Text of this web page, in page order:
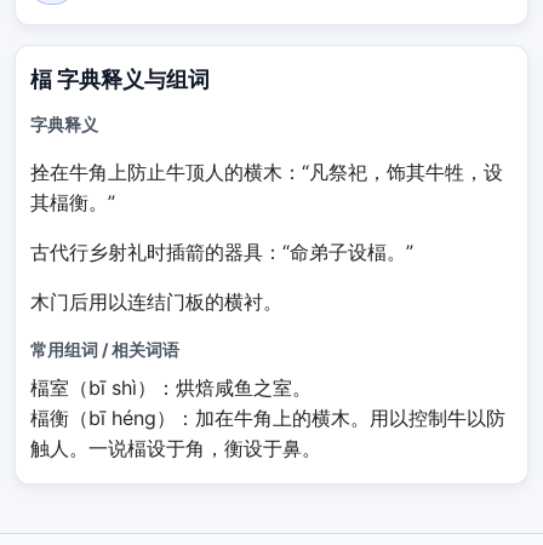
楅 字典释义与组词
字典释义
拴在牛角上防止牛顶人的横木 ：“凡祭祀，饰其牛牲，设
其楅衡。”
古代行乡射礼时插箭的器具 ：“命弟子设楅。”
木门后用以连结门板的横衬。
常用组词 / 相关词语
楅室（bī shì）：烘焙咸鱼之室。
楅衡（bī héng）：加在牛角上的横木。用以控制牛以防
触人。一说楅设于角，衡设于鼻。